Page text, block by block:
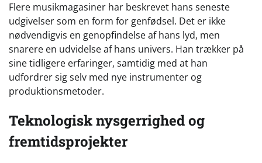
Flere musikmagasiner har beskrevet hans seneste
udgivelser som en form for genfødsel. Det er ikke
nødvendigvis en genopfindelse af hans lyd, men
snarere en udvidelse af hans univers. Han trækker på
sine tidligere erfaringer, samtidig med at han
udfordrer sig selv med nye instrumenter og
produktionsmetoder.
Teknologisk nysgerrighed og
fremtidsprojekter